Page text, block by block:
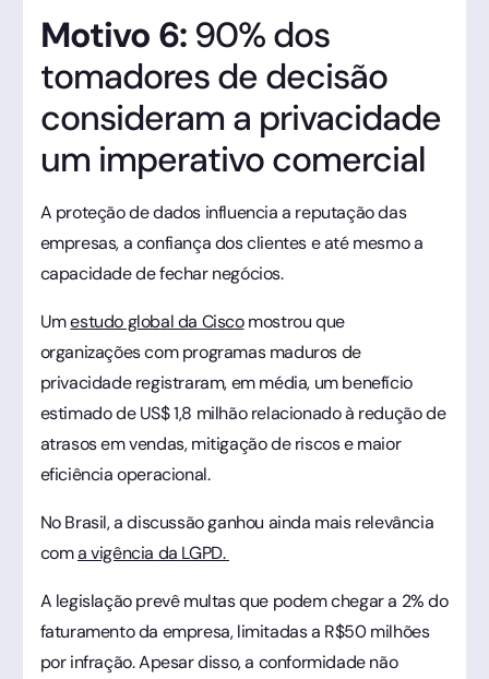
Motivo 6: 90% dos
tomadores de decisão
consideram a privacidade
um imperativo comercial
A proteção de dados influencia a reputação das
empresas, a confiança dos clientes e até mesmo a
capacidade de fechar negócios.
Umestudo global da Ciscomostrou que
organizações com programas maduros de
privacidade registraram, em média, um benefício
estimado de US$ 1,8 milhão relacionado à redução de
atrasos em vendas, mitigação de riscos e maior
eficiência operacional.
No Brasil, a discussão ganhou ainda mais relevância
coma vigência da LGPD.
A legislação prevê multas que podem chegar a 2% do
faturamento da empresa, limitadas a R$50 milhões
por infração. Apesar disso, a conformidade não